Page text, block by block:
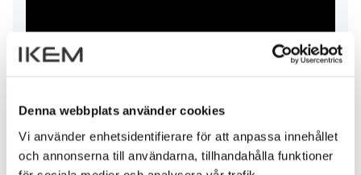
Denna webbplats använder cookies
Vi använder enhetsidentifierare för att anpassa innehållet
och annonserna till användarna, tillhandahålla funktioner